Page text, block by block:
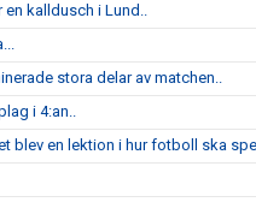
kalldusch i Lund..
stora delar av matchen..
i 4:an..
blev en lektion i hur fotboll ska